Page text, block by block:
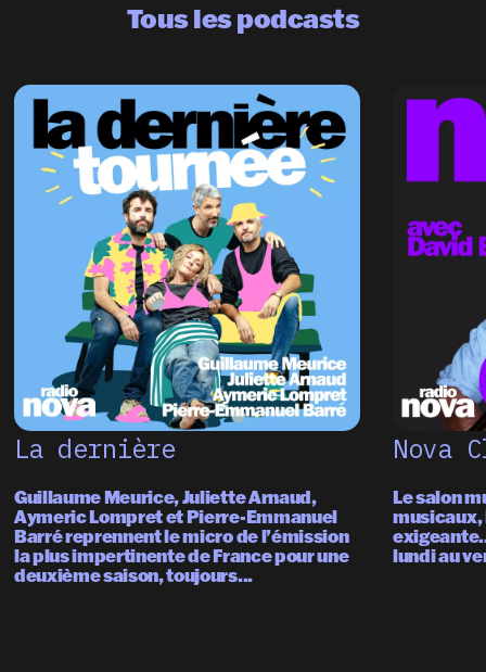
Tous les podcasts
La dernière
Guillaume Meurice, Juliette Arnaud,
Aymeric Lompret et Pierre-Emmanuel
Barré reprennent le micro de l’émission
la plus impertinente de France pour une
deuxième saison, toujours...
Nova
Le salon
musicaux,
lundi au